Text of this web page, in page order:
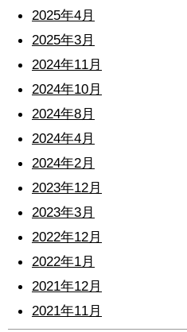
2025年4月
2025年3月
2024年11月
2024年10月
2024年8月
2024年4月
2024年2月
2023年12月
2023年3月
2022年12月
2022年1月
2021年12月
2021年11月